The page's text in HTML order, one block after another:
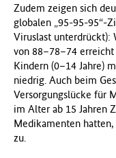
Zudem zeigen sich
globalen „95-95-95“-
Viruslast unterdrückt):
von 88–78–74
Kindern (0–14 Jahre)
niedrig. Auch beim
Versorgungslücke für
im Alter ab 15 Jahren
Medikamenten
zu.